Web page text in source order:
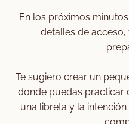
En los próximos
detalles de
Te sugiero crear un
donde puedas practicar
una libreta y la